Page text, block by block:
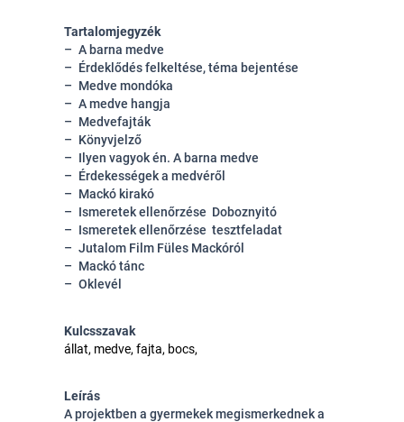
Tartalomjegyzék
A barna medve
Érdeklődés felkeltése, téma bejentése
Medve mondóka
A medve hangja
Medvefajták
Könyvjelző
Ilyen vagyok én. A barna medve
Érdekességek a medvéről
Mackó kirakó
Ismeretek ellenőrzése Doboznyitó
Ismeretek ellenőrzése tesztfeladat
Jutalom Film Füles Mackóról
Mackó tánc
Oklevél
Kulcsszavak
állat, medve, fajta, bocs,
Leírás
A projektben a gyermekek megismerkednek a